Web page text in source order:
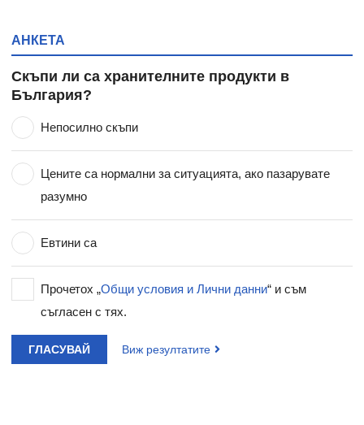
АНКЕТА
Скъпи ли са хранителните продукти в
България?
Непосилно скъпи
Цените са нормални за ситуацията, ако пазарувате
разумно
Евтини са
Прочетох „Общи условия и Лични данни“ и съм
съгласен с тях.
ГЛАСУВАЙ Виж резултатите